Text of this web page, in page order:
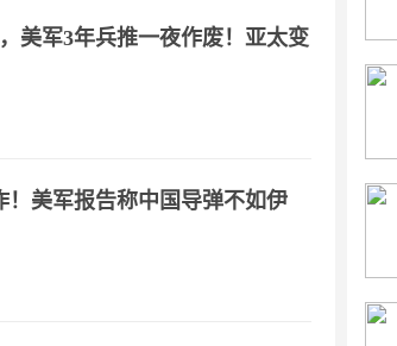
美军3年兵推一夜作废！亚太变
！美军报告称中国导弹不如伊